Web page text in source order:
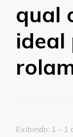
qual
ideal
Exibindo: 1 - 1